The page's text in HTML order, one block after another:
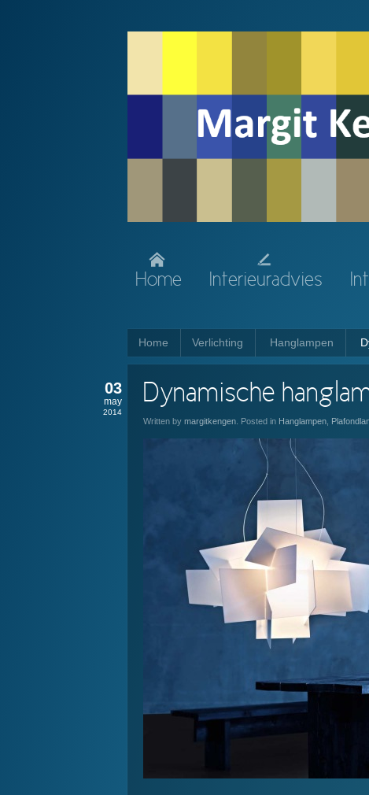
Home Interieuradvies
Home Verlichting Hanglampen
03
may
2014
Dynamische
Written by margitkengen . Posted in Hanglampen